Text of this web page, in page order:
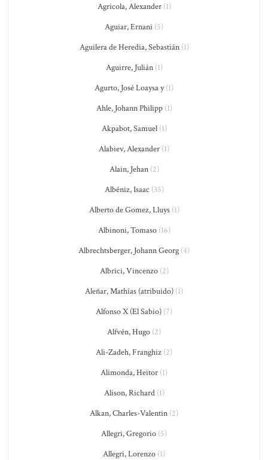
Agricola, Alexander(1)
Aguiar, Ernani (5)
Aguilera de Heredia, Sebastián(1)
Aguirre, Julián(1)
Agurto, José Loaysa y(1)
Ahle, Johann Philipp(1)
Akpabot, Samuel(1)
Alabiev, Alexander (1)
Alain, Jehan(2)
Albéniz, Isaac (35)
Alberto de Gomez, Lluys(1)
Albinoni, Tomaso(16)
Albrechtsberger, Johann Georg (4)
Albrici, Vincenzo(2)
Aleñar, Mathías (atribuido) (1)
Alfonso X (El Sabio) (7)
Alfvén, Hugo (2)
Ali-Zadeh, Franghiz (2)
Alimonda, Heitor (1)
Alison, Richard(1)
Alkan, Charles-Valentin (2)
Allegri, Gregorio (5)
Allegri, Lorenzo (1)